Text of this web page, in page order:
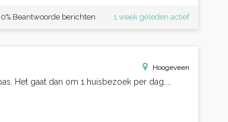
1 week geleden actief
0% Beantwoorde berichten
Hoogeveen
Het gaat dan om 1 huisbezoek per dag....